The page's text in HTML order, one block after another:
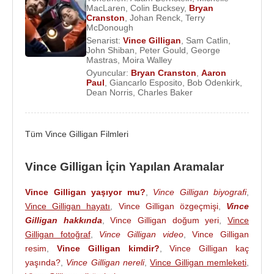
Ödülü'nü aldı. Bu senaryo daha sonra 1998 yılında
filme uyarlandı. Ancak onun asıl televizyon çıkışı
The X-Filesdizisi ile gerçekleşti.
tarafından yaratılan bu bilimkurgu-gerilim dizisinde
yazar, yapımcı ve yönetmen olarak görev aldı.
Vince Gilligan,The X-Filesdizisinde çalışırken
deneyim kazandı. Dizinin unutulmaz bölümlerinden
karakterin ahlaki sınırlarını zorlama becerisini
için kuracağı karanlık ama mizahi dünya açısından
önemli bir hazırlık oldu.
Vince Gilligan,The X-Filesevrenindeki
çalışmalarınıThe Lone Gunmendizisiyle
sürdürdü. Bu yan dizi, komplo teorileri, teknoloji,
MacLaren, Colin Bucksey, Bryan
Cranston, Johan Renck, Terry
McDonough
Senarist: Vince Gilligan, Sam Catlin,
John Shiban, Peter Gould, George
Mastras, Moira Walley
Oyuncular: Bryan Cranston, Aaron
Paul, Giancarlo Esposito, Bob Odenkirk,
Dean Norris, Charles Baker
Tüm Vince Gilligan Filmleri
Vince Gilligan İçin Yapılan Aramalar
Vince Gilligan yaşıyor mu?, Vince Gilligan biyografi,
Vince Gilligan hayatı, Vince Gilligan özgeçmişi, Vince
Gilligan hakkında,Vince Gilligan doğum yeri,Vince
Gilligan fotoğraf, Vince Gilligan video,Vince Gilligan
resim, Vince Gilligan kimdir?,Vince Gilligan kaç
yaşında?, Vince Gilligan nereli,Vince Gilligan memleketi,